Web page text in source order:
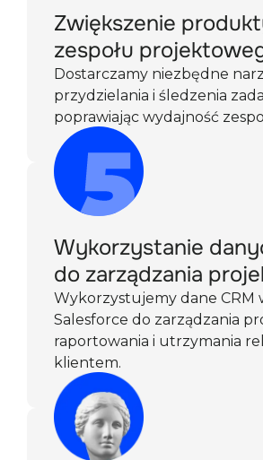
Zwiększenie
zespołu
Dostarczamy niezbędne
przydzielania i śledzenia
poprawiając wydajność
Wykorzystanie
do zarządzania
Wykorzystujemy dane CRM
Salesforce do zarządzania
raportowania i utrzymania
klientem.